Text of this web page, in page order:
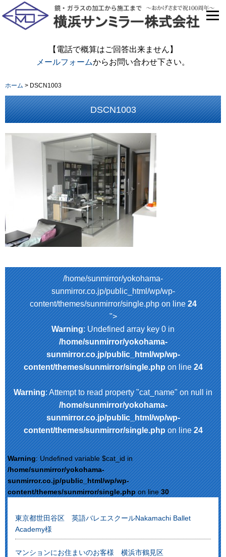
【電話で概算はご回答出来ません】
メールフォームからお問い合わせ下さい。
ホーム > DSCN1003
DSCN1003
/home/sunmirror/yokohama-
sunmirror.co.jp/public_html/wp/wp-
content/themes/sunmirror/single.php on line24
">
Warning: Undefined array key 0 in
/home/sunmirror/yokohama-
sunmirror.co.jp/public_html/wp/wp-
content/themes/sunmirror/single.phpon line24
Warning: Attempt to read property "cat_name" on null in
/home/sunmirror/yokohama-
sunmirror.co.jp/public_html/wp/wp-
content/themes/sunmirror/single.phpon line24
Warning: Undefined variable $cat_id in
/home/sunmirror/yokohama-
sunmirror.co.jp/public_html/wp/wp-
content/themes/sunmirror/single.phpon line30
東京都世田谷区 英語バレエスクールNakamachi Ballet
Academy様
マンションにお住まいのお客様 横浜市鶴見区